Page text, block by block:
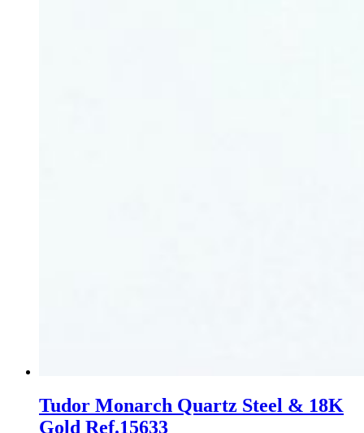
Tudor Monarch Quartz Steel & 18K
Gold Ref.15633